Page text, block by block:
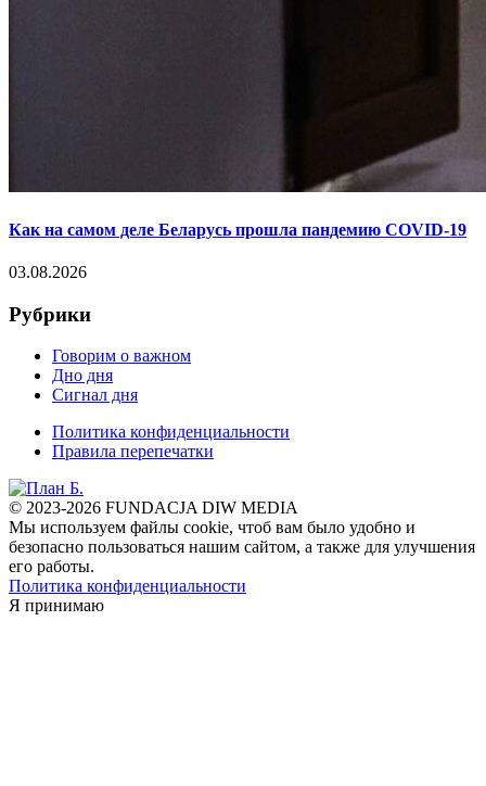
Как на самом деле Беларусь прошла пандемию COVID-19
03.08.2026
Рубрики
Говорим о важном
Дно дня
Сигнал дня
Политика конфиденциальности
Правила перепечатки
© 2023-2026 FUNDACJA DIW MEDIA
Мы используем файлы cookie, чтоб вам было удобно и
безопасно пользоваться нашим сайтом, а также для улучшения
его работы.
Политика конфиденциальности
Я принимаю